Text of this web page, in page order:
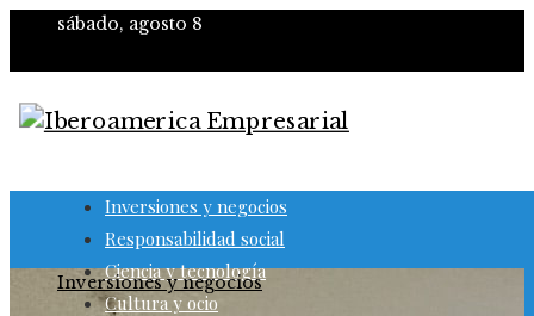
sábado, agosto 8
Inversiones y negocios
Responsabilidad social
Ciencia y tecnología
Cultura y ocio
Inversiones y negocios